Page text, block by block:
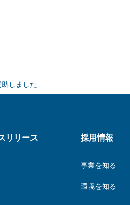
しました
リリース 採用情報
事業を知る
環境を知る